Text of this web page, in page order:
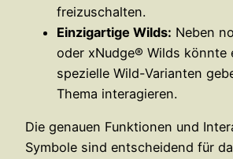
freizuschalten.
Einzigartige Wilds: Neben
oder xNudge® Wilds könnte
spezielle Wild-Varianten
Thema interagieren.
Die genauen Funktionen und
Symbole sind entscheidend für